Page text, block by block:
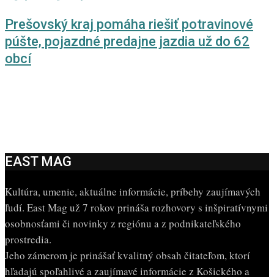
Prešovský kraj pomáha riešiť potravinové
púšte, pojazdné predajne jazdia už do 62
obcí
EAST MAG
Kultúra, umenie, aktuálne informácie, príbehy zaujímavých
ľudí. East Mag už 7 rokov prináša rozhovory s inšpiratívnymi
osobnosťami či novinky z regiónu a z podnikateľského
prostredia.
Jeho zámerom je prinášať kvalitný obsah čitateľom, ktorí
hľadajú spoľahlivé a zaujímavé informácie z Košického a